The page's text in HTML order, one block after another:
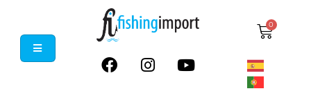
0